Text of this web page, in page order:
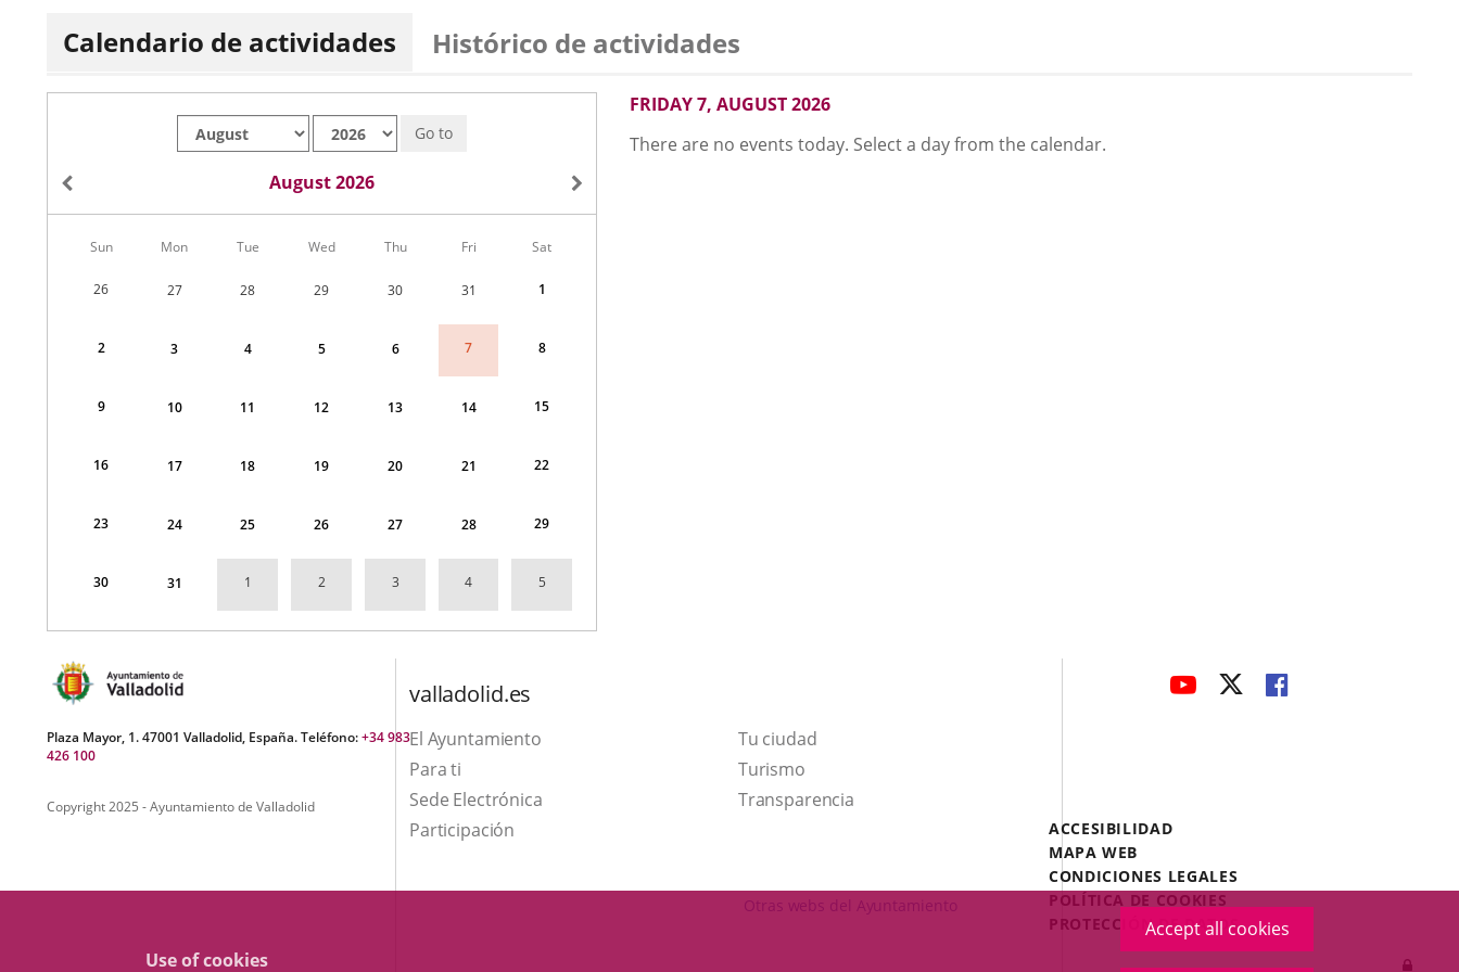
Use of cookies
Accept all cookies
Calendario de actividades Histórico de actividades
Go to
August 2026
Calendar
Sun Mon Tue Wed Thu Fri Sat
26 27 28 29 30 31 1
2 3 4 5 6 7 8
9 10 11 12 13 14 15
16 17 18 19 20 21 22
23 24 25 26 27 28 29
30 31 1 2 3 4 5
AUGUST
2026
FRIDAY 7, AUGUST 2026
There are no events today. Select a day from the calendar.
Plaza Mayor, 1. 47001 Valladolid, España. Teléfono:+34 983
426 100
Copyright 2025 - Ayuntamiento de Valladolid
valladolid.es
El Ayuntamiento
Tu ciudad
Para ti
TurismoThis
link
in
Sede ElectrónicaLink
application.
Transparencia
Participación
Otras webs del Ayuntamiento
LINK
LINKLINK
Menú
Legal
Footer
ACCESIBILIDAD
MAPA WEB
CONDICIONES LEGALES
POLÍTICA DE COOKIES
PROTECCIÓN DE DATOS
Log